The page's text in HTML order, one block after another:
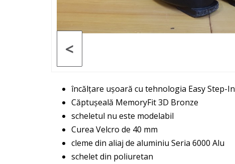
<
încălțare ușoară cu tehnologia Easy Step-In
Căptușeală MemoryFit 3D Bronze
scheletul nu este modelabil
Curea Velcro de 40 mm
cleme din aliaj de aluminiu Seria 6000 Alu
schelet din poliuretan